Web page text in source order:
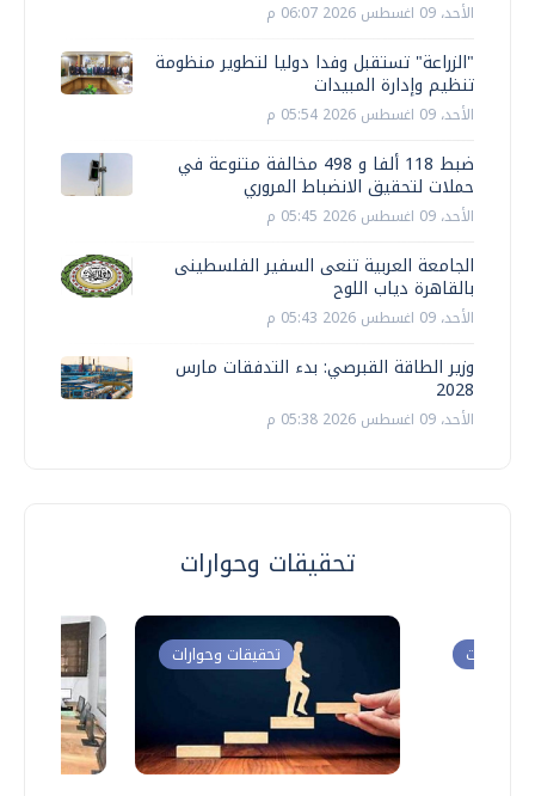
الأحد، 09 اغسطس 2026 06:07 م
"الزراعة" تستقبل وفدا دوليا لتطوير منظومة
تنظيم وإدارة المبيدات
الأحد، 09 اغسطس 2026 05:54 م
ضبط 118 ألفا و 498 مخالفة متنوعة في
حملات لتحقيق الانضباط المروري
الأحد، 09 اغسطس 2026 05:45 م
الجامعة العربية تنعى السفير الفلسطينى
بالقاهرة دياب اللوح
الأحد، 09 اغسطس 2026 05:43 م
وزير الطاقة القبرصي: بدء التدفقات مارس
2028
الأحد، 09 اغسطس 2026 05:38 م
تحقيقات وحوارات
تحقيقات وحوارات وحوارات